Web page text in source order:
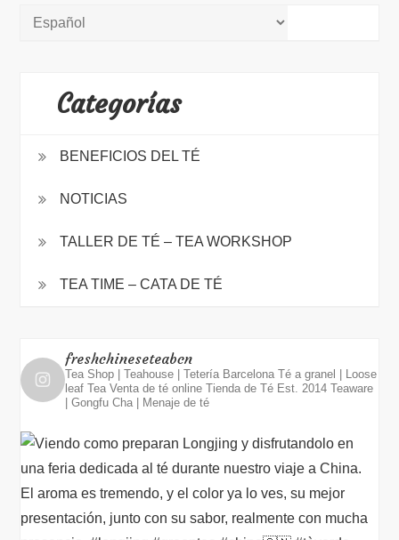
Categorías
BENEFICIOS DEL TÉ
NOTICIAS
TALLER DE TÉ – TEA WORKSHOP
TEA TIME – CATA DE TÉ
freshchineseteabcn
Tea Shop | Teahouse | Tetería Barcelona Té a granel | Loose
leaf Tea Venta de té online Tienda de Té Est. 2014 Teaware
| Gongfu Cha | Menaje de té